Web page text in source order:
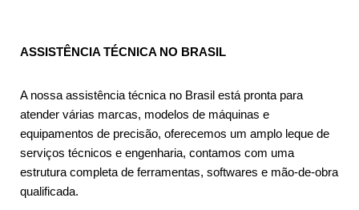
ASSISTÊNCIA TÉCNICA NO BRASIL
A nossa assistência técnica no Brasil está pronta para
atender várias marcas, modelos de máquinas e
equipamentos de precisão, oferecemos um amplo leque de
serviços técnicos e engenharia, contamos com uma
estrutura completa de ferramentas, softwares e mão-de-obra
qualificada.